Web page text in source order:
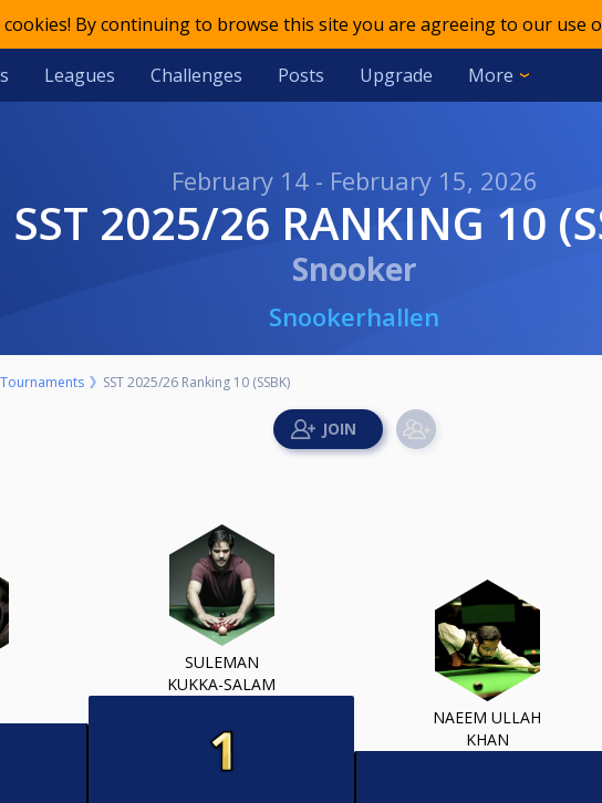
cookies! By continuing to browse this site you are agreeing to our use
Leagues Challenges Posts Upgrade More
February 14 - February 15, 2026
SST 2025/26 RANKING 10
Snooker
Snookerhallen
Tournaments SST 2025/26 Ranking 10 (SSBK)
SULEMAN
KUKKA-SALAM
NAEEM ULLAH
KHAN